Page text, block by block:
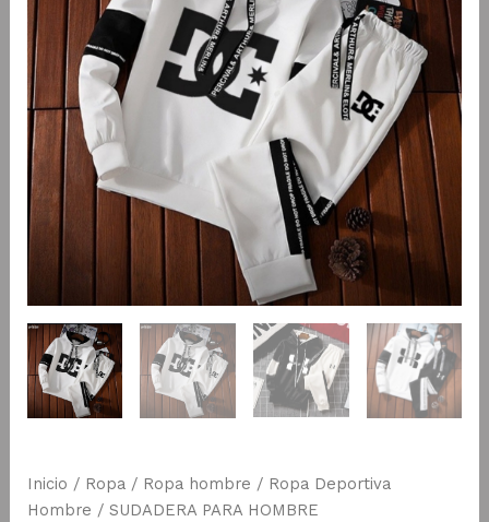
Inicio / Ropa/ Ropa hombre / Ropa Deportiva
Hombre / SUDADERA PARA HOMBRE